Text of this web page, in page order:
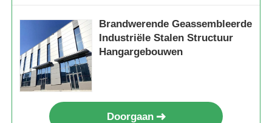
Staalconstructie met meerdere verdiepingen
Industriële staalconstructie
Openbare Stalen Gebouw
Brandwerende Geassembleerde
Industriële Stalen Structuur
Hangargebouwen
Doorgaan